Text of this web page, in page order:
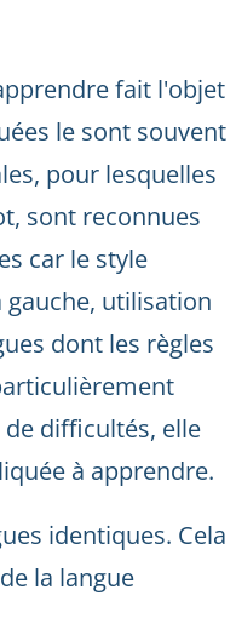
fait l'objet
le sont souvent
pour lesquelles
sont reconnues
car le style
utilisation
dont les règles
difficultés, elle
à apprendre.
identiques. Cela
la langue